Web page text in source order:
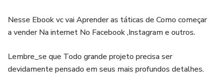
Nesse Ebook vc vai Aprender as táticas de Como começar
a vender Na internet No Facebook ,Instagram e outros.
Lembre_se que Todo grande projeto precisa ser
devidamente pensado em seus mais profundos detalhes.